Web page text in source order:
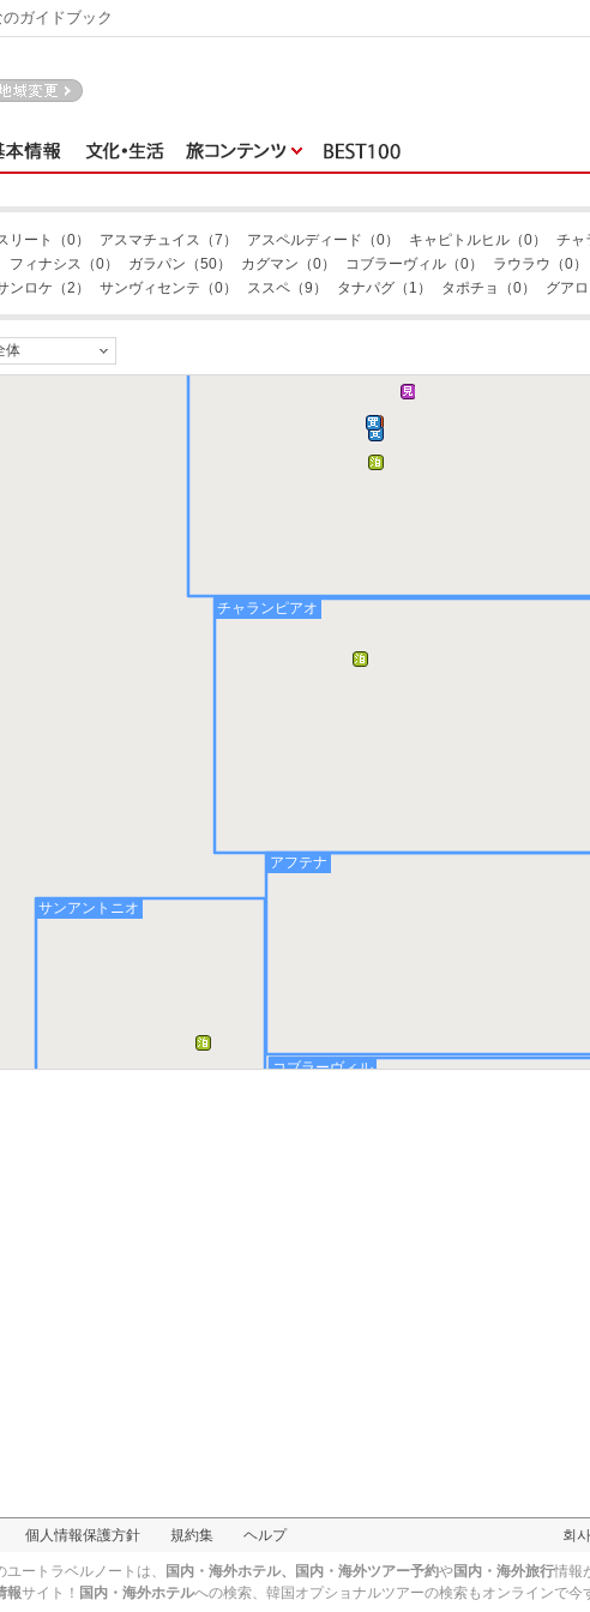
リート （0） アスマチュイス （7） アスペルディード （0） キャピトルヒル （0） チャ
フィナシス （0） ガラパン （50） カグマン （0） コブラーヴィル （0） ラウラウ （0）
ンロケ （2） サンヴィセンテ （0） ススペ （9） タナパグ （1） タポチョ （0） グア
体
アフテナ
チャランカノア
チャランピアオ
コブラーヴィル
サンアントニオ
ガイドブック
個人情報保護方針 規約集 ヘルプ 회
ートラベルノートは、 国内・海外ホテル、国内・海外ツアー予約や国内・海外旅行情報
報サイト！ 国内・海外ホテルへの検索、 韓国オプショナルツアーの検索もオンラインで今